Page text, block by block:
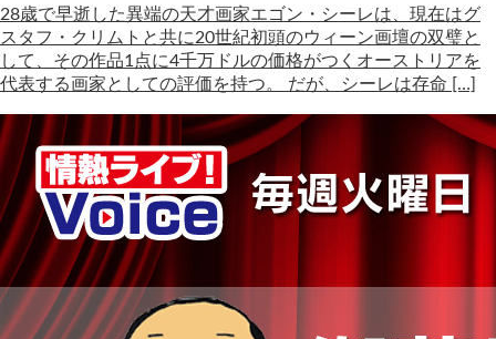
28歳で早逝した異端の天才画家エゴン・シーレは、現在はグ
スタフ・クリムトと共に20世紀初頭のウィーン画壇の双璧と
して、その作品1点に4千万ドルの価格がつくオーストリアを
代表する画家としての評価を持つ。 だが、シーレは存命 […]